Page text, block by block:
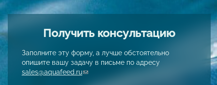
Получить консультацию
Заполните эту форму, а лучше обстоятельно
опишите вашу задачу в письме по адресу
sales@aquafeed.ru(link sends e-mail)